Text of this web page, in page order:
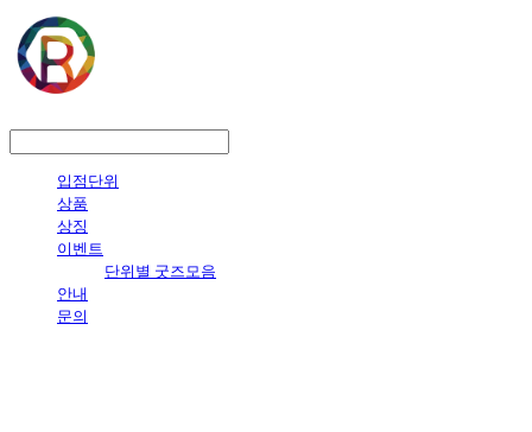
입점단위
상품
상징
이벤트
단위별 굿즈모음
안내
문의